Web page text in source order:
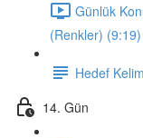
Günlük
(Renkler) (9:19)
Hedef
14. Gün